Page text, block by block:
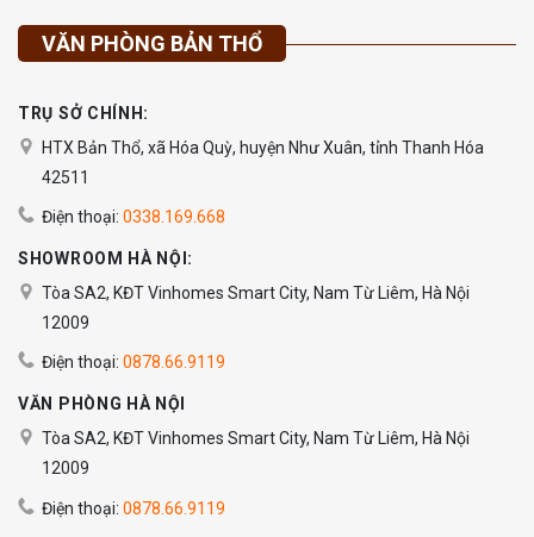
VĂN PHÒNG BẢN THỔ
TRỤ SỞ CHÍNH:
HTX Bản Thổ, xã Hóa Quỳ, huyện Như Xuân, tỉnh Thanh Hóa
42511
Điện thoại: 0338.169.668
SHOWROOM HÀ NỘI:
Tòa SA2, KĐT Vinhomes Smart City, Nam Từ Liêm, Hà Nội
12009
Điện thoại: 0878.66.9119
VĂN PHÒNG HÀ NỘI
Tòa SA2, KĐT Vinhomes Smart City, Nam Từ Liêm, Hà Nội
12009
Điện thoại: 0878.66.9119